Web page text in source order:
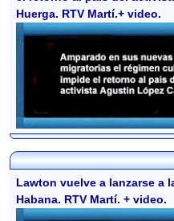
Huerga. RTV Martí.+ video.
Lawton vuelve a lanzarse a
Habana. RTV Martí. + video.